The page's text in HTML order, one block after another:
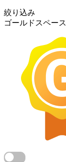
絞り込み
ゴールドスペース